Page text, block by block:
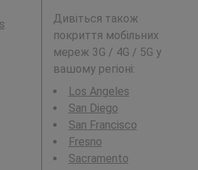
Дивіться також
покриття мобільних
мереж 3G / 4G / 5G у
вашому регіоні:
Los Angeles
San Diego
San Francisco
Fresno
Sacramento